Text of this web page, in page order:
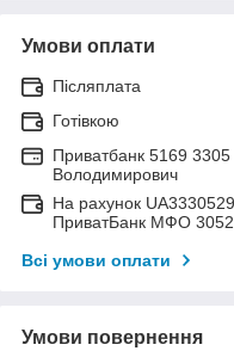
Умови оплати
Післяплата
Готівкою
Приватбанк 5169
Володимирович
На рахунок
ПриватБанк МФО
Всі умови оплати
Умови повернення